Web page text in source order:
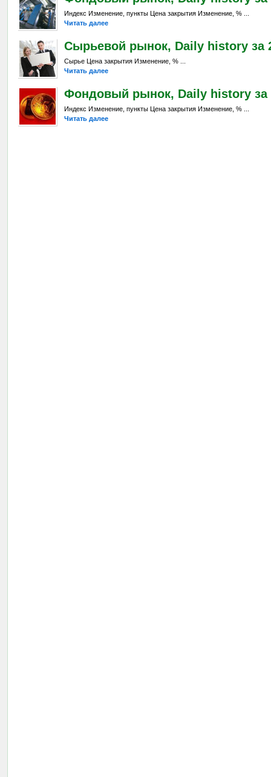
Индекс Изменение, пункты Цена закрытия Изменение, % ...
Читать далее
Сырьевой рынок, Daily history за
Сырье Цена закрытия Изменение, % ...
Читать далее
Фондовый рынок, Daily history за
Индекс Изменение, пункты Цена закрытия Изменение, % ...
Читать далее